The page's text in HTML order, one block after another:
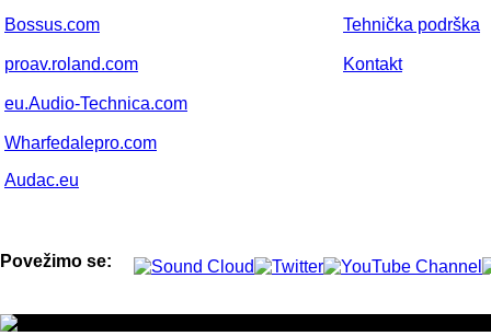
Bossus.com
proav.roland.com
eu.Audio-Technica.com
Wharfedalepro.com
Audac.eu
Tehnička podrška
Kontakt
Povežimo se: